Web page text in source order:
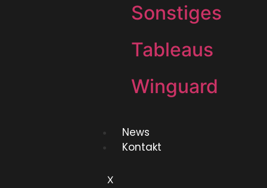
Sonstiges
Tableaus
Winguard
News
Kontakt
X